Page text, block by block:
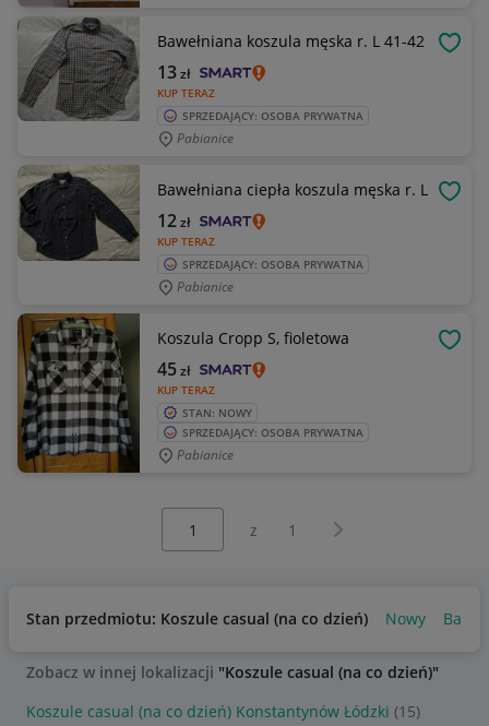
Bawełniana koszula męska r. L 41-42
KUP TERAZ
13zł
SPRZEDAJĄCY: OSOBA PRYWATNA
Pabianice
Bawełniana ciepła koszula męska r. L
KUP TERAZ
12zł
SPRZEDAJĄCY: OSOBA PRYWATNA
Pabianice
Koszula Cropp S, fioletowa
KUP TERAZ
45zł
STAN: NOWY
SPRZEDAJĄCY: OSOBA PRYWATNA
Pabianice
z 1 Następna strona
Stan przedmiotu: Koszule casual (na co dzień) Nowy
Zobacz w innej lokalizacji "Koszule casual (na co dzień)"
Koszule casual (na co dzień) Konstantynów Łódzki (15)